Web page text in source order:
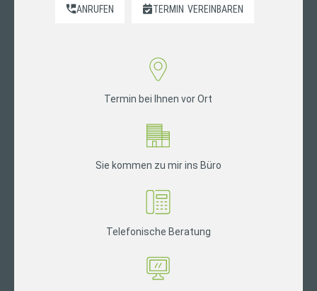
ANRUFEN TERMIN VEREINBAREN
Termin bei Ihnen vor Ort
Sie kommen zu mir ins Büro
Telefonische Beratung